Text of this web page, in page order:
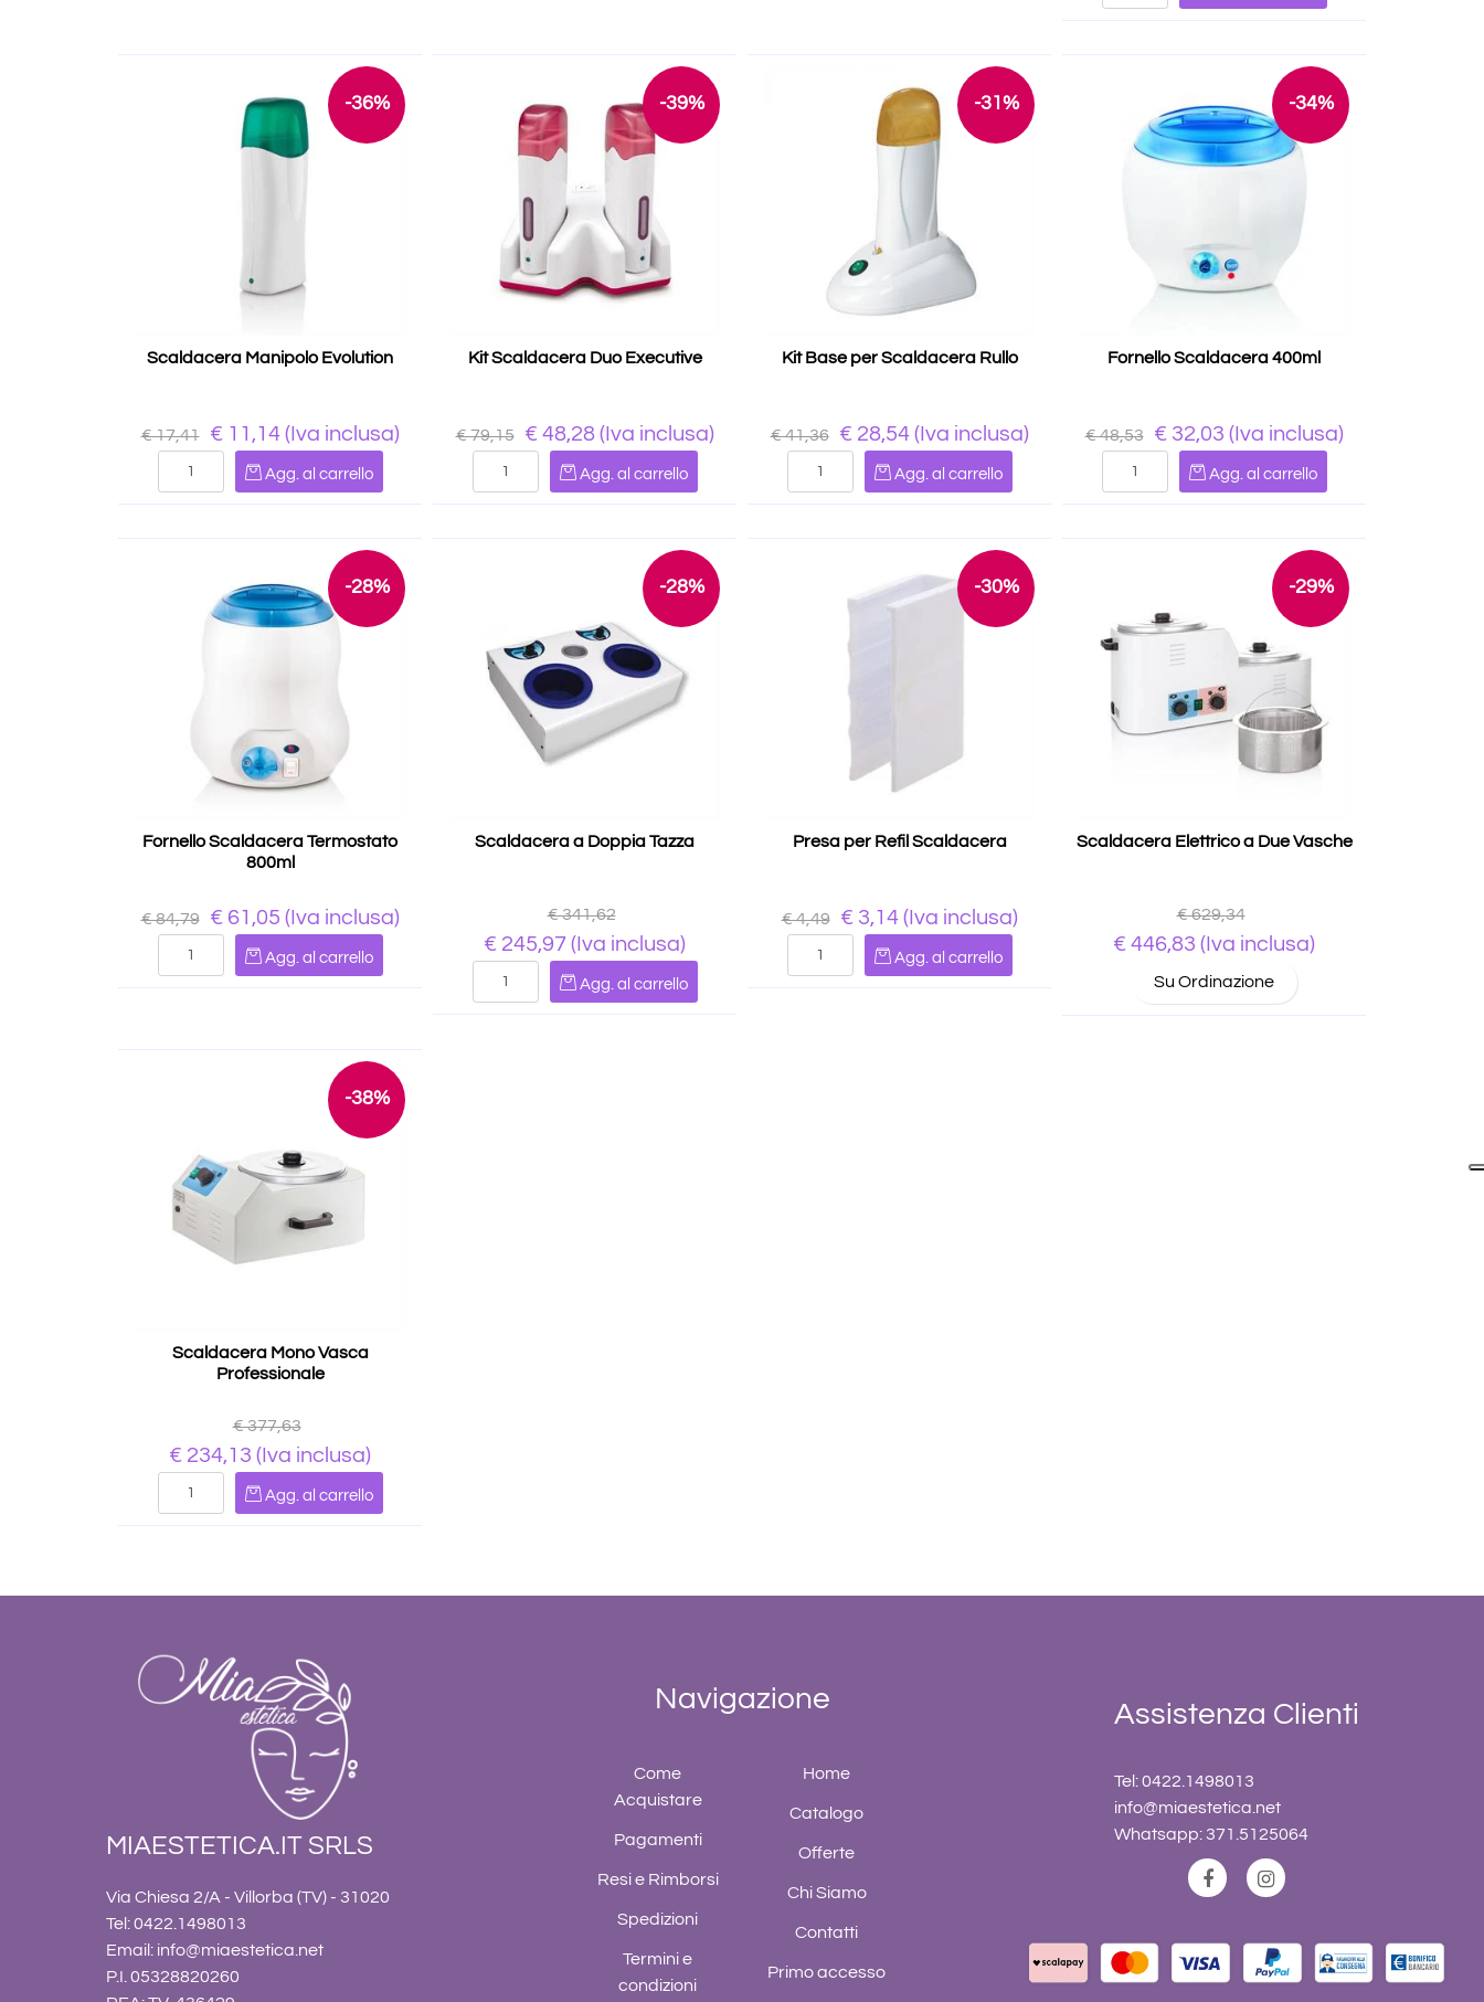
-36%
Scaldacera Manipolo Evolution
€ 17,41 € 11,14(Iva inclusa)
Quantità
Agg. al carrello
-39%
Kit Scaldacera Duo Executive
€ 79,15 € 48,28(Iva inclusa)
Quantità
Agg. al carrello
-31%
Kit Base per Scaldacera Rullo
€ 41,36 € 28,54(Iva inclusa)
Quantità
Agg. al carrello
-34%
Fornello Scaldacera 400ml
€ 48,53 € 32,03 (Iva inclusa)
Quantità
Agg. al carrello
-28%
Fornello Scaldacera Termostato
800ml
€ 84,79 € 61,05 (Iva inclusa)
Quantità
Agg. al carrello
-28%
Scaldacera a Doppia Tazza
€ 341,62
€ 245,97 (Iva inclusa)
Quantità
Agg. al carrello
-30%
Presa per Refil Scaldacera
€ 4,49 € 3,14(Iva inclusa)
Quantità
Agg. al carrello
-29%
Scaldacera Elettrico a Due Vasche
€ 629,34
€ 446,83 (Iva inclusa)
Su Ordinazione
-38%
Scaldacera Mono Vasca
Professionale
€ 377,63
€ 234,13 (Iva inclusa)
Quantità
Agg. al carrello
MIAESTETICA.IT SRLS
Via Chiesa 2/A - Villorba (TV) - 31020
Tel: 0422.1498013
Email: info@miaestetica.net
P.I. 05328820260
Navigazione
Come
Acquistare
Pagamenti
Resi e Rimborsi
Spedizioni
Termini e
condizioni
Home
Catalogo
Offerte
Chi Siamo
Contatti
Primo accesso
Assistenza Clienti
Tel: 0422.1498013
info@miaestetica.net
Whatsapp: 371.5125064